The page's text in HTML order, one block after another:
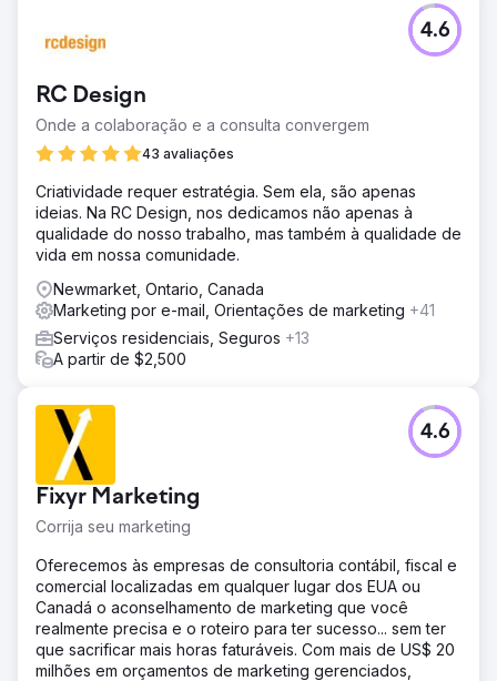
RC Design
Onde a colaboração e a consulta convergem
43 avaliações
4.6
Criatividade requer estratégia. Sem ela, são apenas
ideias. Na RC Design, nos dedicamos não apenas à
qualidade do nosso trabalho, mas também à qualidade de
vida em nossa comunidade.
Newmarket, Ontario, Canada
Marketing por e-mail, Orientações de marketing +41
Serviços residenciais, Seguros +13
A partir de $2,500
Fixyr Marketing
Corrija seu marketing
4.6
Oferecemos às empresas de consultoria contábil, fiscal e
comercial localizadas em qualquer lugar dos EUA ou
Canadá o aconselhamento de marketing que você
realmente precisa e o roteiro para ter sucesso... sem ter
que sacrificar mais horas faturáveis. Com mais de US$ 20
milhões em orçamentos de marketing gerenciados,